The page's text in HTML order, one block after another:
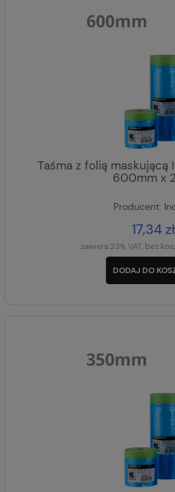
Taśma z folią maskującą
600mm x
Producent:
17,34 zł
zawiera 23% VAT, bez
DODAJ DO